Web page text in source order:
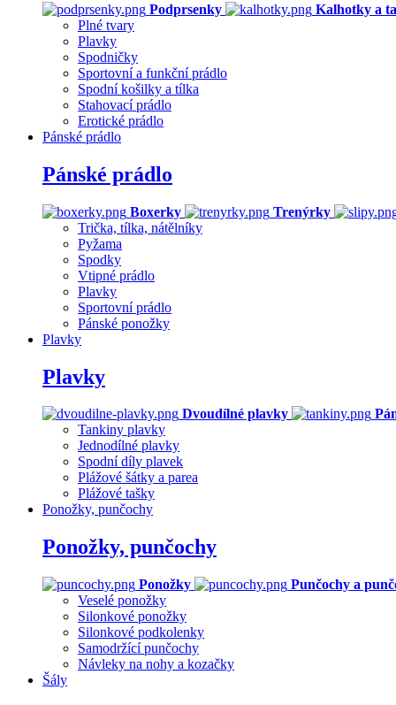
Podprsenky
Kalhotky a
Plné tvary
Plavky
Spodničky
Sportovní a funkční prádlo
Spodní košilky a tílka
Stahovací prádlo
Erotické prádlo
Pánské prádlo
Pánské prádlo
Boxerky
Trenýrky
Trička, tílka, nátělníky
Pyžama
Spodky
Vtipné prádlo
Plavky
Sportovní prádlo
Pánské ponožky
Plavky
Plavky
Dvoudílné plavky
Tankiny plavky
Jednodílné plavky
Spodní díly plavek
Plážové šátky a parea
Plážové tašky
Ponožky, punčochy
Ponožky, punčochy
Ponožky
Punčochy a
Veselé ponožky
Silonkové ponožky
Silonkové podkolenky
Samodržící punčochy
Návleky na nohy a kozačky
Šály